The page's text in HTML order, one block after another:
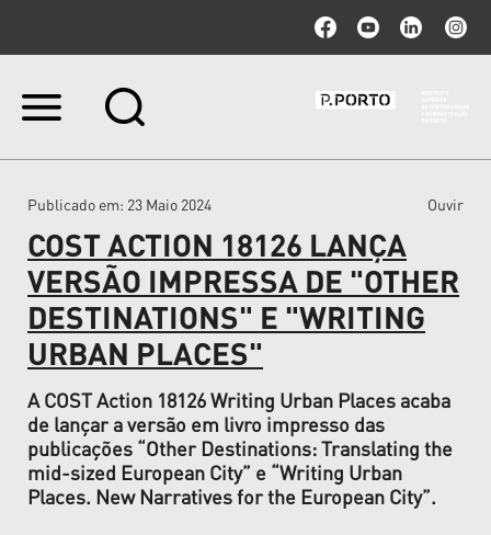
Ir
Ir
navegação
Publicado em: 23 Maio 2024 Ouvir
COST ACTION 18126 LANÇA
VERSÃO IMPRESSA DE "OTHER
DESTINATIONS" E "WRITING
URBAN PLACES"
A COST Action 18126 Writing Urban Places acaba
de lançar a versão em livro impresso das
publicações “Other Destinations: Translating the
mid-sized European City” e “Writing Urban
Places. New Narratives for the European City”.